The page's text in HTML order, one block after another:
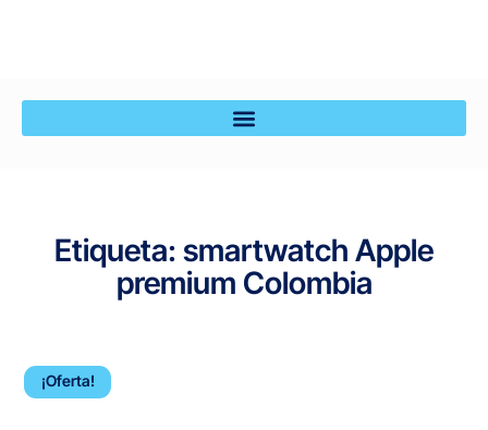
Etiqueta: smartwatch Apple
premium Colombia
¡Oferta!